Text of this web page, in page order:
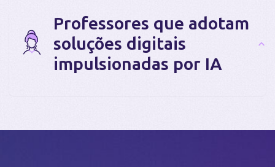
Professores que adotam
soluções digitais
impulsionadas por IA